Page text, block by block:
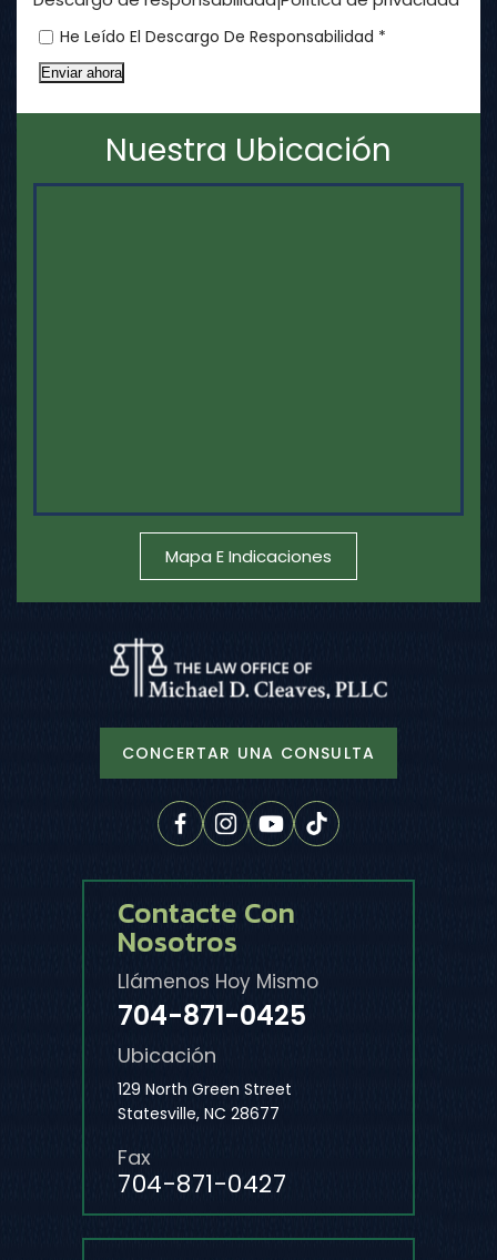
He Leído El Descargo De Responsabilidad *
Enviar ahora
Nuestra Ubicación
Mapa E Indicaciones
CONCERTAR UNA CONSULTA
Contacte Con
Nosotros
Llámenos Hoy Mismo
704-871-0425
Ubicación
129 North Green Street
Statesville, NC 28677
Fax
704-871-0427